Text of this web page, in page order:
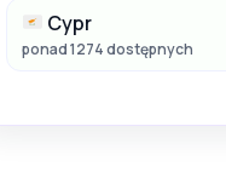
Cypr
ponad 1274 dostępnych